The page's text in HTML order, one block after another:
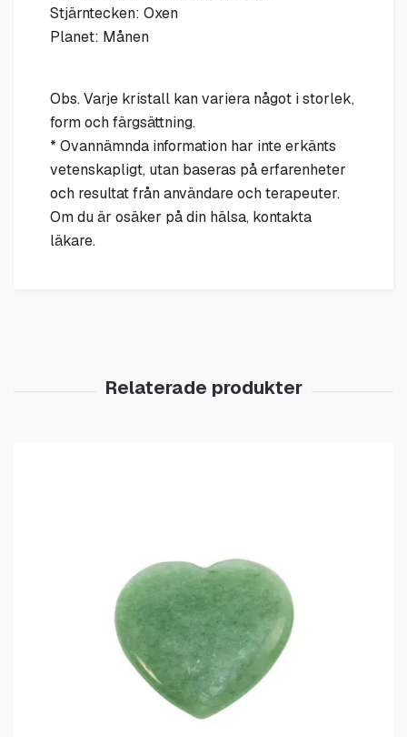
Stjärntecken: Oxen
Planet: Månen
Obs. Varje kristall kan variera något i storlek,
form och färgsättning.
* Ovannämnda information har inte erkänts
vetenskapligt, utan baseras på erfarenheter
och resultat från användare och terapeuter.
Om du är osäker på din hälsa, kontakta
läkare.